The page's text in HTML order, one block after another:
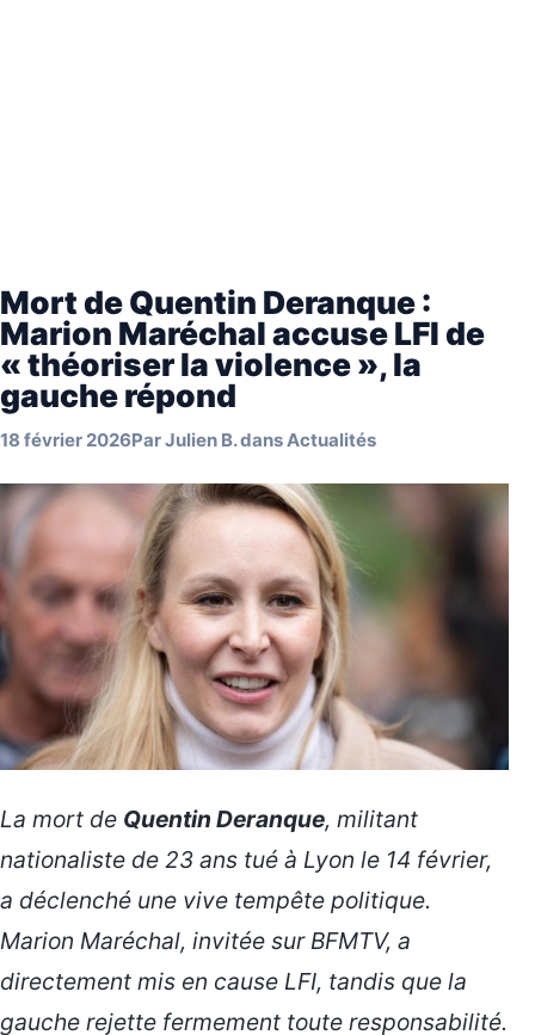
Mort de Quentin Deranque :
Marion Maréchal accuse LFI de
« théoriser la violence », la
gauche répond
18 février 2026ParJulien B.dansActualités
La mort de Quentin Deranque, militant
nationaliste de 23 ans tué à Lyon le 14 février,
a déclenché une vive tempête politique.
Marion Maréchal, invitée sur BFMTV, a
directement mis en cause LFI, tandis que la
gauche rejette fermement toute responsabilité.